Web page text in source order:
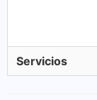
Servicios